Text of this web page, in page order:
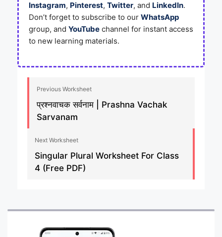
Instagram, Pinterest, Twitter, and LinkedIn.
Don’t forget to subscribe to our WhatsApp
group, and YouTube channel for instant access
to new learning materials.
Previous Worksheet
प्रश्नवाचक सर्वनाम | Prashna Vachak
Sarvanam
Next Worksheet
Singular Plural Worksheet For Class
4 (Free PDF)